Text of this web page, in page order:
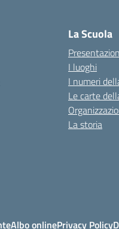
La Scuola
I luoghi
I numeri
Le carte
La storia
Albo onlinePrivacy Policy